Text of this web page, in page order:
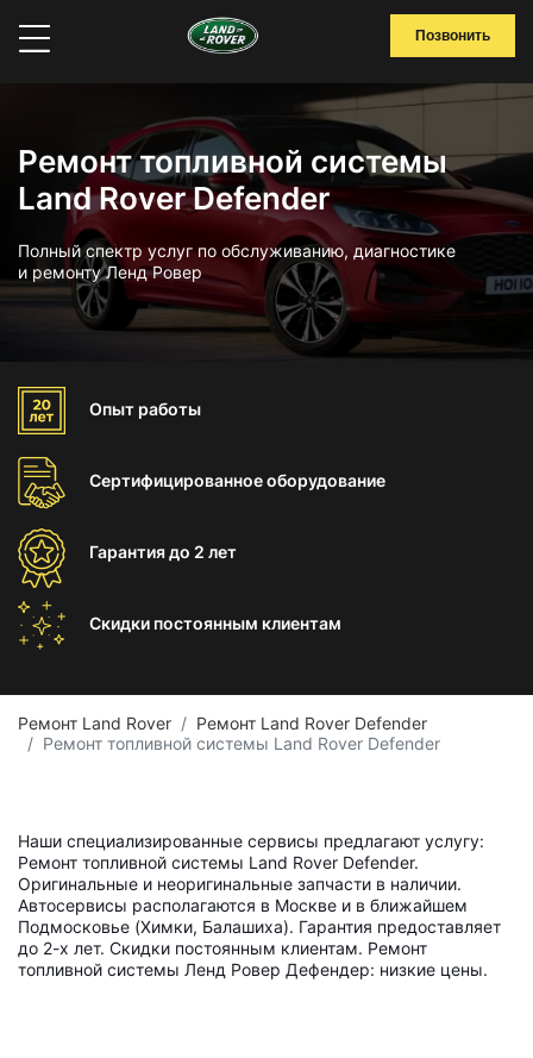
Позвонить
Ремонт топливной системы
Land Rover Defender
Полный спектр услуг по обслуживанию, диагностике
и ремонту Ленд Ровер
Опыт работы
Сертифицированноеоборудование
Гарантиядо 2 лет
Скидки постоянным клиентам
Ремонт Land Rover
Ремонт Land Rover Defender
Ремонт топливной системы Land Rover Defender
Наши специализированные сервисы предлагают услугу:
Ремонт топливной системы Land Rover Defender.
Оригинальные и неоригинальные запчасти в наличии.
Автосервисы располагаются в Москве и в ближайшем
Подмосковье (Химки, Балашиха). Гарантия предоставляет
до 2-х лет. Скидки постоянным клиентам. Ремонт
топливной системы Ленд Ровер Дефендер: низкие цены.